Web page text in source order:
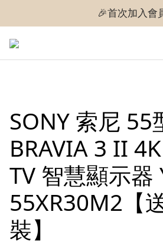
🎉首次加入會
🎉首次加入會
SONY 索尼 55
BRAVIA 3 II
TV 智慧顯示器
55XR30M2【
裝】